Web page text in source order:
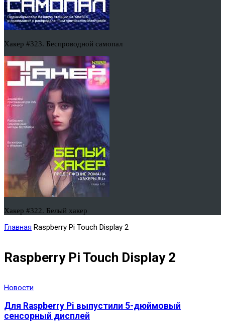
Хакер #323. Беспроводной самопал
Хакер #322. Белый хакер
Главная Raspberry Pi Touch Display 2
Raspberry Pi Touch Display 2
Новости
Для Raspberry Pi выпустили 5-дюймовый
сенсорный дисплей